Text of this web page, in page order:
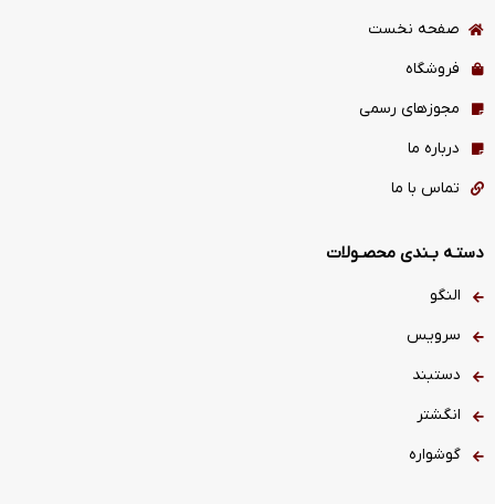
صفحه نخست
فروشگاه
مجوزهای رسمی
درباره ما
تماس با ما
دستـه بـندی محصـولات
النگو
سرویس
دستبند
انگشتر
گوشواره